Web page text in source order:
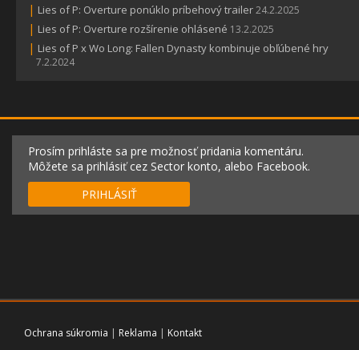
| Lies of P: Overture ponúklo príbehový trailer24.2.2025
| Lies of P: Overture rozšírenie ohlásené 13.2.2025
| Lies of P x Wo Long: Fallen Dynasty kombinuje obľúbené hry
7.2.2024
Prosím prihláste sa pre možnosť pridania komentáru.
Môžete sa prihlásiť cez Sector konto, alebo Facebook.
PRIHLÁSIŤ
Ochrana súkromia | Reklama | Kontakt